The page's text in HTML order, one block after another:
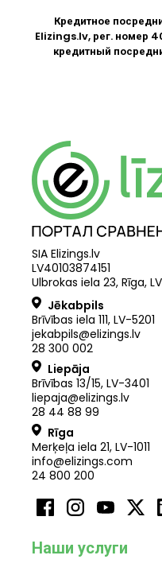
Кредитное
Elizings.lv, рег. номер
кредитный
SIA Elizings.lv
LV40103874151
Ulbrokas iela 23, Rīga,
Jēkabpils
Brīvības iela 111, LV-5201
jekabpils@elizings.lv
28 300 002
Liepāja
Brīvības 13/15, LV-3401
liepaja@elizings.lv
28 44 88 99
Rīga
Merķeļa iela 21, LV-1011
info@elizings.com
24 800 200
Наши услуги